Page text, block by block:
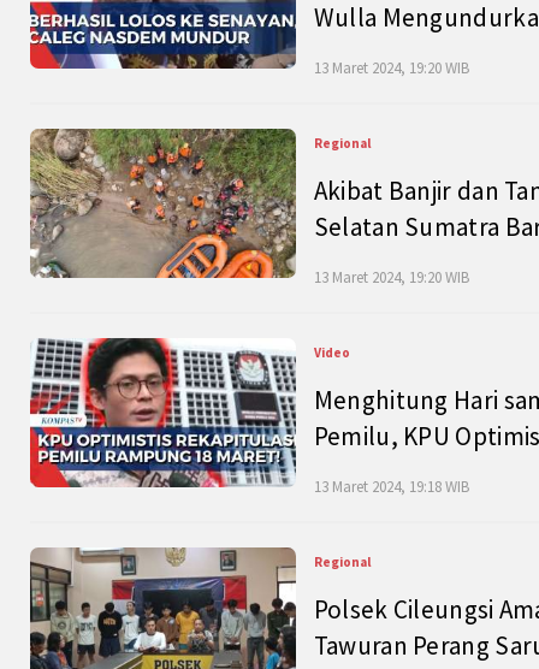
Wulla
13 Maret 2024, 19:20 WIB
Regional
Akibat Banjir dan
Selatan Sumatra
13 Maret 2024, 19:20 WIB
Video
Menghitung Hari
Pemilu, KPU
13 Maret 2024, 19:18 WIB
Regional
Polsek Cileungsi
Tawuran Perang